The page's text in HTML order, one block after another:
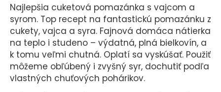
Najlepšia cuketová pomazánka s vajcom a
syrom. Top recept na fantastickú pomazánku z
cukety, vajca a syra. Fajnová domáca nátierka
na teplo i studeno – výdatná, plná bielkovín, a
k tomu veľmi chutná. Oplatí sa vyskúšať. Použiť
môžeme obľúbený i zvyšný syr, dochutiť podľa
vlastných chuťových pohárikov.